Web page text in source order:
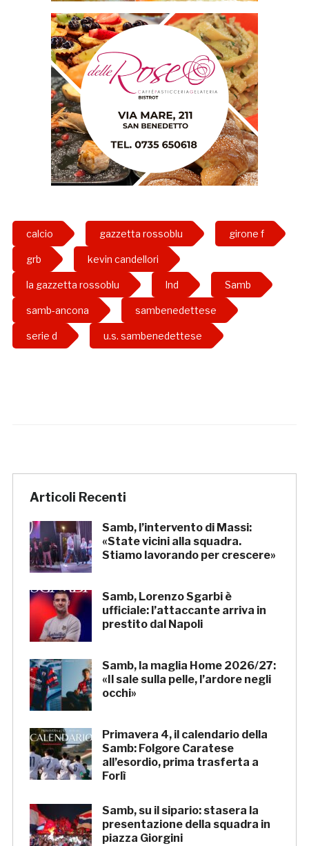
calcio gazzetta rossoblu girone f
grb kevin candellori
la gazzetta rossoblu lnd Samb
samb-ancona sambenedettese
serie d u.s. sambenedettese
Articoli Recenti
Samb, l’intervento di Massi:
«State vicini alla squadra.
Stiamo lavorando per crescere»
Samb, Lorenzo Sgarbi è
ufficiale: l’attaccante arriva in
prestito dal Napoli
Samb, la maglia Home 2026/27:
«Il sale sulla pelle, l’ardore negli
occhi»
Primavera 4, il calendario della
Samb: Folgore Caratese
all’esordio, prima trasferta a
Forlì
Samb, su il sipario: stasera la
presentazione della squadra in
piazza Giorgini